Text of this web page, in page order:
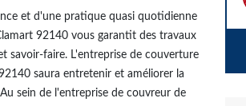
et d'une pratique quasi quotidienne
92140 vous garantit des travaux
savoir-faire. L'entreprise de couverture
saura entretenir et améliorer la
sein de l'entreprise de couvreur de